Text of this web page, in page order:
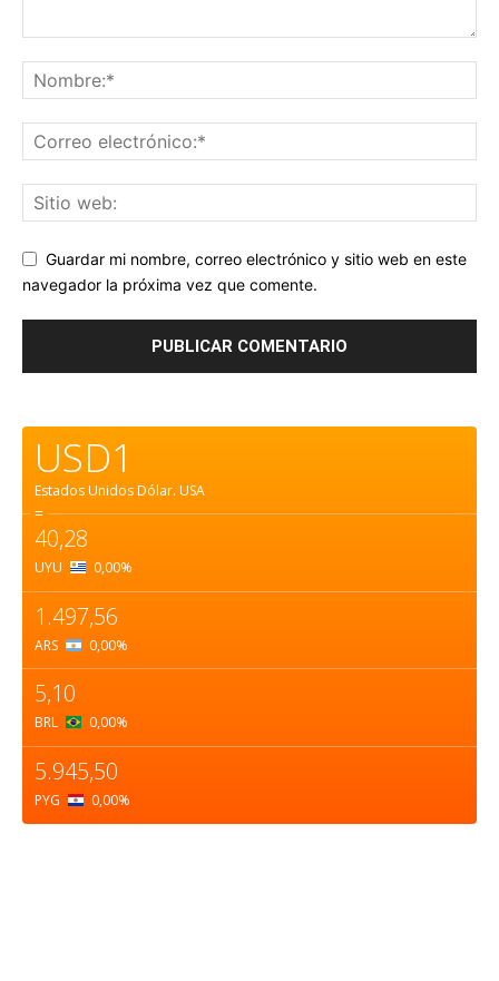
Guardar mi nombre, correo electrónico y sitio web en este
navegador la próxima vez que comente.
USD1
Estados Unidos Dólar. USA
=
40,28
UYU 0,00%
1.497,56
ARS 0,00%
5,10
BRL 0,00%
5.945,50
PYG 0,00%